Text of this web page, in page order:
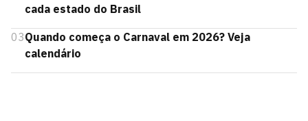
cada estado do Brasil
03Quando começa o Carnaval em 2026? Veja
calendário